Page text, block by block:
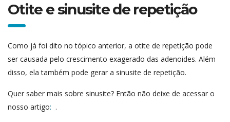
Otite e sinusite de repetição
Como já foi dito no tópico anterior, a otite de repetição pode
ser causada pelo crescimento exagerado das adenoides. Além
disso, ela também pode gerar a sinusite de repetição.
Quer saber mais sobre sinusite? Então não deixe de acessar o
nosso artigo: .